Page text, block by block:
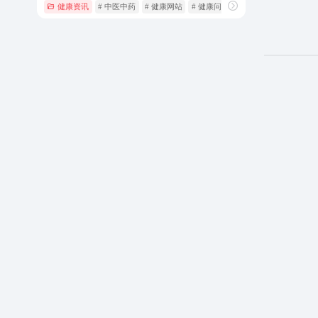
健康资讯 # 中医中药 # 健康网站 # 健康问答